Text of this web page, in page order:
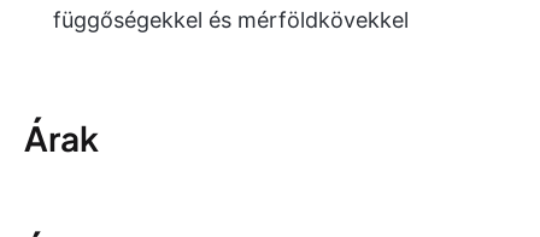
függőségekkel és mérföldkövekkel
Árak